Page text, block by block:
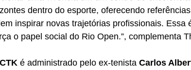
dentro do esporte, oferecendo
inspirar novas trajetórias profissionais. Essa
o papel social do Rio Open.”, complementa
CTK é administrado pelo ex-tenista Carlos